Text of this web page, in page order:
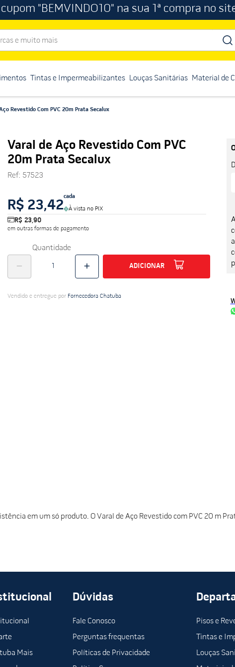
"BEMVINDO10" na sua 1ª compra no
e muito mais
Tintas e Impermeabilizantes Louças Sanitárias Material de
Revestido Com PVC 20m Prata Secalux
Varal de Aço Revestido Com PVC
20m Prata Secalux
Ref: 57523
R$ 23,42
cada
À vista no PIX
R$ 23,90
em outras formas de pagamento
Quantidade
ADICIONAR
Vendido e entregue por Fornecedora Chatuba
em um só produto. O Varal de Aço Revestido com PVC 20 m
Mais
Dúvidas
Fale Conosco
Perguntas frequentas
Políticas de Privacidade
Pisos e
Tintas e
Louças